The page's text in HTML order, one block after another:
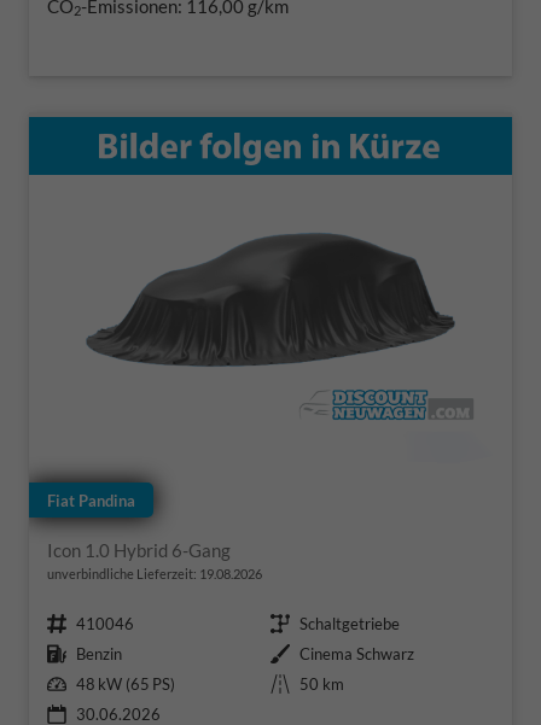
CO2-Emissionen: 116,00 g/km
Fiat Pandina
Icon 1.0 Hybrid 6-Gang
unverbindliche Lieferzeit: 19.08.2026
Fahrzeugnr. 410046 Getriebe Schaltgetriebe
Kraftstoff Benzin Außenfarbe Cinema Schwarz
Leistung 48 kW (65 PS) Kilometerstand
50 km
30.06.2026